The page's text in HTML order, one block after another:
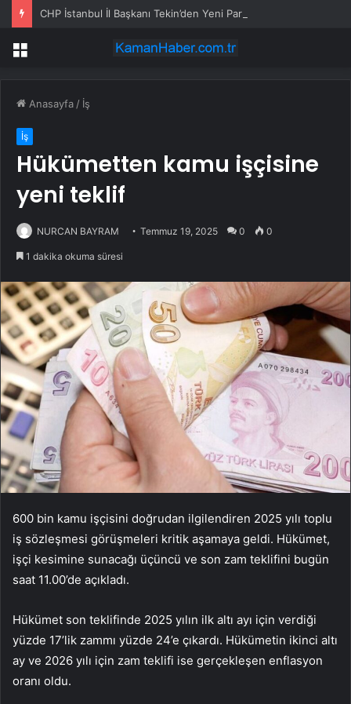
Menü
Anasayfa / İş
İş
Hükümetten kamu işçisine
yeni teklif
NURCAN BAYRAM Temmuz 19, 2025 0 0
1 dakika okuma süresi
600 bin kamu işçisini doğrudan ilgilendiren 2025 yılı toplu
iş sözleşmesi görüşmeleri kritik aşamaya geldi. Hükümet,
işçi kesimine sunacağı üçüncü ve son zam teklifini bugün
saat 11.00’de açıkladı.
Hükümet son teklifinde 2025 yılın ilk altı ayı için verdiği
yüzde 17’lik zammı yüzde 24’e çıkardı. Hükümetin ikinci altı
ay ve 2026 yılı için zam teklifi ise gerçekleşen enflasyon
oranı oldu.